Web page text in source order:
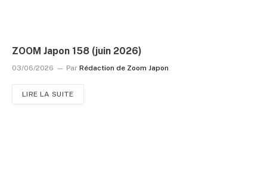
ZOOM Japon 158 (juin 2026)
03/06/2026 Par Rédaction de Zoom Japon
LIRE LA SUITE